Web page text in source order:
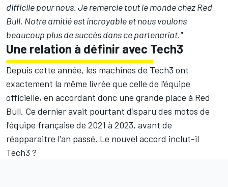
difficile pour nous. Je remercie tout le monde chez Red
Bull. Notre amitié est incroyable et nous voulons
beaucoup plus de succès dans ce partenariat."
Une relation à définir avec Tech3
Depuis cette année, les machines de Tech3 ont
exactement la même livrée que celle de l'équipe
officielle, en accordant donc une grande place à Red
Bull. Ce dernier avait pourtant disparu des motos de
l'équipe française de 2021 à 2023, avant de
réapparaitre l'an passé. Le nouvel accord inclut-il
Tech3 ?